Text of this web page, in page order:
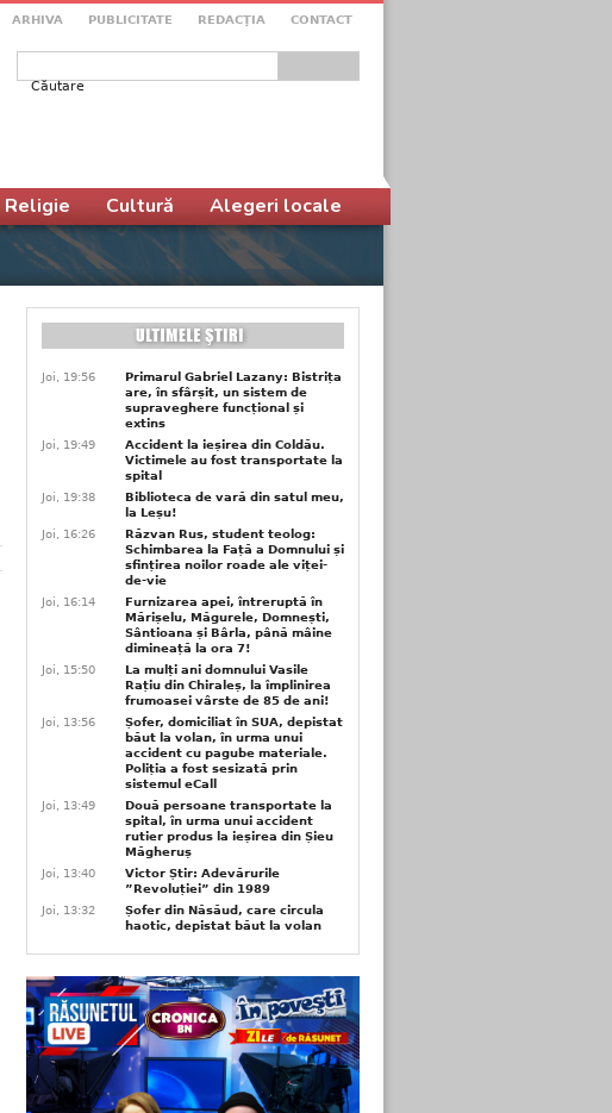
ARHIVA PUBLICITATE REDACŢIA CONTACT
Formular de căutare
Religie Cultură Alegeri locale
Joi, 19:56
Primarul Gabriel Lazany: Bistrița
are, în sfârșit, un sistem de
supraveghere funcțional și
extins
Joi, 19:49
Accident la ieșirea din Coldău.
Victimele au fost transportate la
spital
Joi, 19:38
Biblioteca de vară din satul meu,
la Leșu!
Joi, 16:26
Răzvan Rus, student teolog:
Schimbarea la Față a Domnului și
sfințirea noilor roade ale viței-
de-vie
Joi, 16:14
Furnizarea apei, întreruptă în
Mărișelu, Măgurele, Domnești,
Sântioana și Bârla, până mâine
dimineață la ora 7!
Joi, 15:50
La mulți ani domnului Vasile
Rațiu din Chiraleș, la împlinirea
frumoasei vârste de 85 de ani!
Joi, 13:56
Șofer, domiciliat în SUA, depistat
băut la volan, în urma unui
accident cu pagube materiale.
Poliția a fost sesizată prin
sistemul eCall
Joi, 13:49
Două persoane transportate la
spital, în urma unui accident
rutier produs la ieșirea din Șieu
Măgheruș
Joi, 13:40
Victor Știr: Adevărurile
”Revoluției” din 1989
Joi, 13:32
Șofer din Năsăud, care circula
haotic, depistat băut la volan